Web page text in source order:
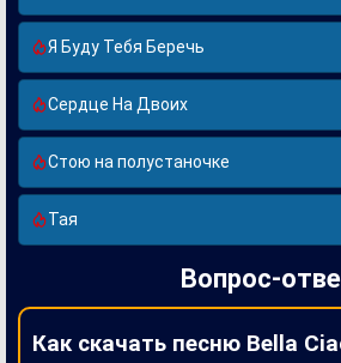
Я Буду Тебя Беречь
Сердце На Двоих
Стою на полустаночке
Тая
Вопрос-
Как скачать песню Bella